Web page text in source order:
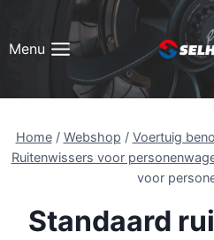
inhoud
Menu
Home / Webshop / Voertuig
Ruitenwissers voor
voor
Standaard